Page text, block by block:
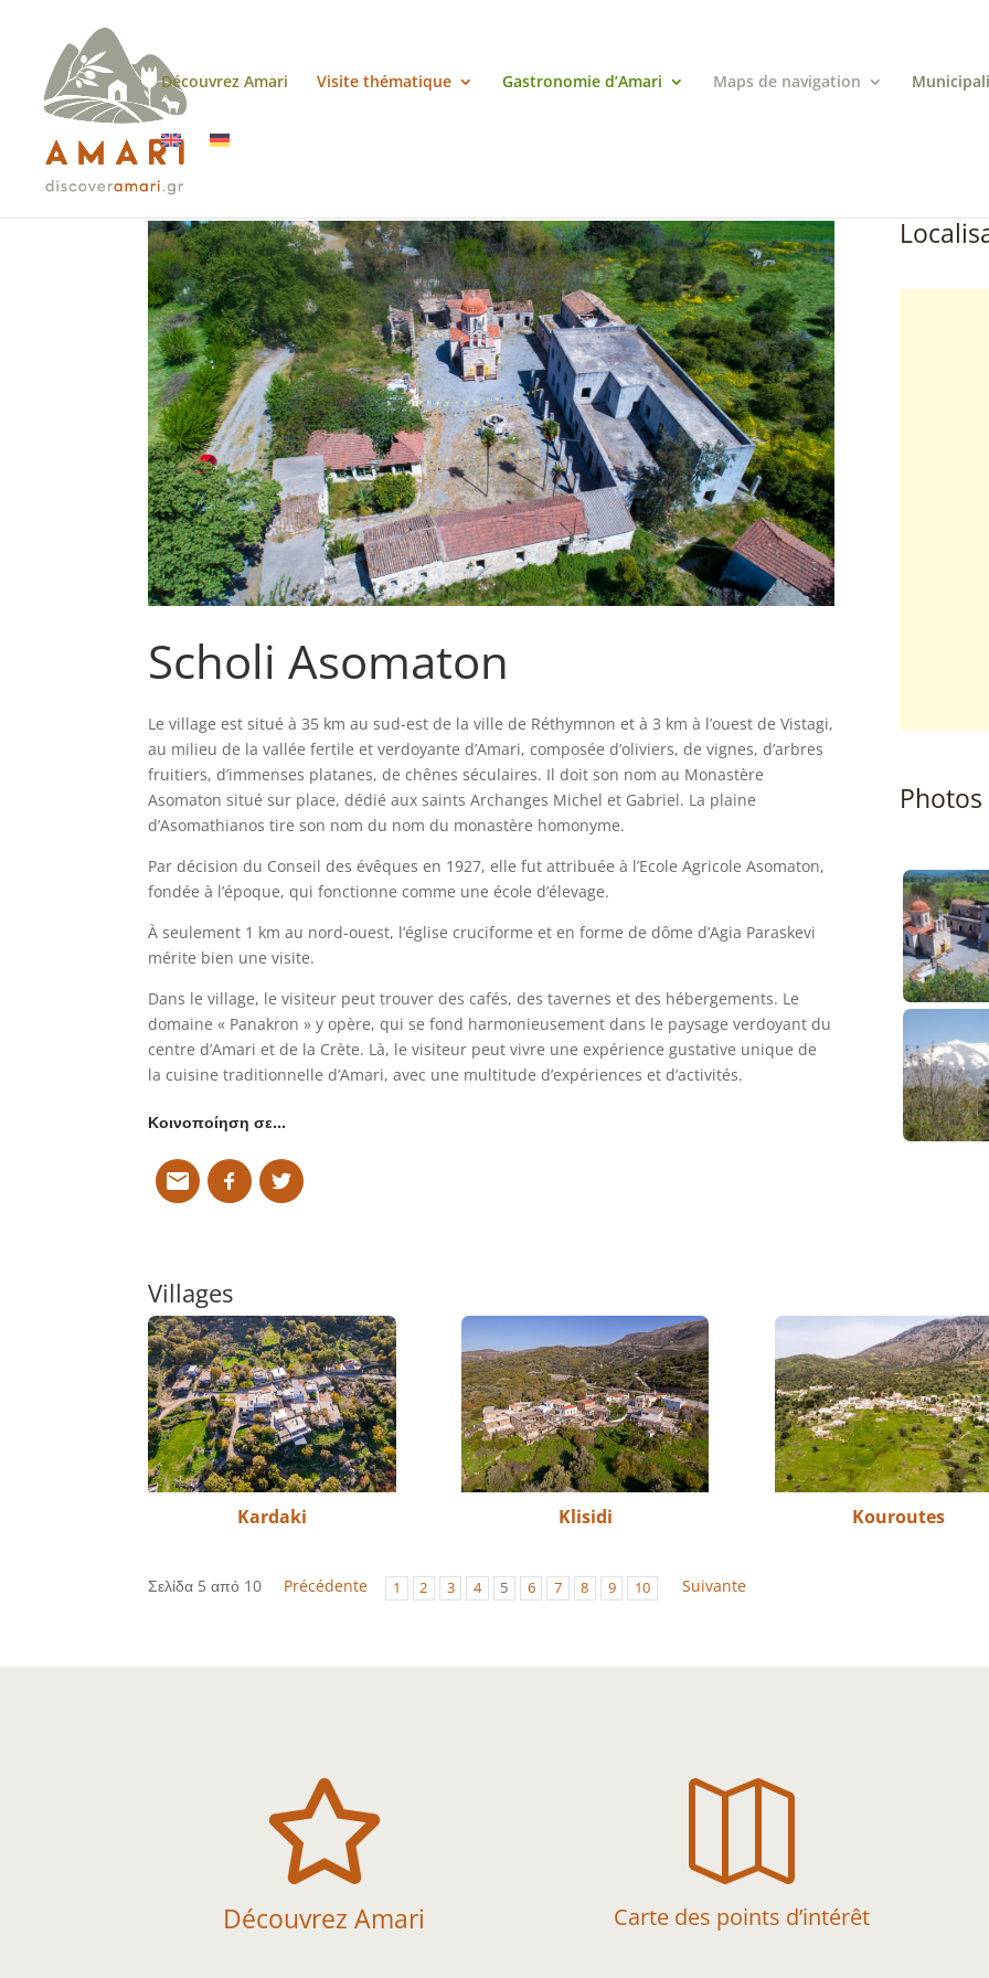
Découvrez Amari Visite thématique Gastronomie d’Amari Maps de navigation
Scholi Asomaton
Le village est situé à 35 km au sud-est de la ville de Réthymnon et à 3 km à l’ouest de Vistagi,
au milieu de la vallée fertile et verdoyante d’Amari, composée d’oliviers, de vignes, d’arbres
fruitiers, d’immenses platanes, de chênes séculaires. Il doit son nom au Monastère
Asomaton situé sur place, dédié aux saints Archanges Michel et Gabriel. La plaine
d’Asomathianos tire son nom du nom du monastère homonyme.
Par décision du Conseil des évêques en 1927, elle fut attribuée à l’Ecole Agricole Asomaton,
fondée à l’époque, qui fonctionne comme une école d’élevage.
À seulement 1 km au nord-ouest, l’église cruciforme et en forme de dôme d’Agia Paraskevi
mérite bien une visite.
Dans le village, le visiteur peut trouver des cafés, des tavernes et des hébergements. Le
domaine « Panakron » y opère, qui se fond harmonieusement dans le paysage verdoyant du
centre d’Amari et de la Crète. Là, le visiteur peut vivre une expérience gustative unique de
la cuisine traditionnelle d’Amari, avec une multitude d’expériences et d’activités.
Κοινοποίηση σε…
Photos
Villages
Kardaki Klisidi Kouroutes
Σελίδα 5 από 10 Précédente 1 2 3 4 5 6 7 8 9 10 Suivante

Découvrez Amari

Carte des points d’intérêt